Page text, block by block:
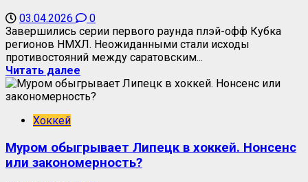
03.04.2026
0
Завершились серии первого раунда плэй-офф Кубка
регионов НМХЛ. Неожиданными стали исходы
противостояний между саратовским...
Читать далее
Хоккей
Муром обыгрывает Липецк в хоккей. Нонсенс
или закономерность?